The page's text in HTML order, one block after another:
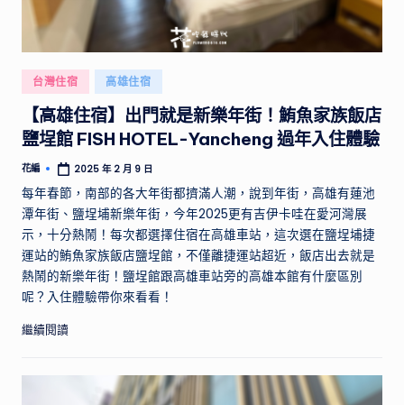
得，
供
實
用
行
規
劃
和
景
點
推
薦，
帶
Posted
in
台灣住宿 高雄住宿
【高雄住宿】出門就是新樂年街！鮪魚家族飯店
鹽埕館 FISH HOTEL-Yancheng 過年入住體驗
Posted
by
花編 2025 年 2 月 9 日
每年春節，南部的各大年街都擠滿人潮，說到年街，高雄有蓮池
潭年街、鹽埕埔新樂年街，今年2025更有吉伊卡哇在愛河灣展
示，十分熱鬧！每次都選擇住宿在高雄車站，這次選在鹽埕埔捷
運站的鮪魚家族飯店鹽埕館，不僅離捷運站超近，飯店出去就是
熱鬧的新樂年街！鹽埕館跟高雄車站旁的高雄本館有什麼區別
呢？入住體驗帶你來看看！
繼續閱讀